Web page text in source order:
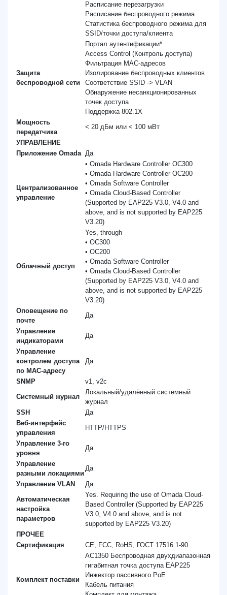
Расписание перезагрузки
Расписание беспроводного режима
Статистика беспроводного режима для
SSID/точки доступа/клиента
Защита
беспроводной сети
Портал аутентификации*
Access Control (Контроль доступа)
Фильтрация MAC-адресов
Изолирование беспроводных клиентов
Соответствие SSID -> VLAN
Обнаружение несанкционированных
точек доступа
Поддержка 802.1X
Мощность
передатчика
< 20 дБм или < 100 мВт
УПРАВЛЕНИЕ
Приложение Omada Да
Централизованное
управление
• Omada Hardware Controller OC300
• Omada Hardware Controller OC200
• Omada Software Controller
• Omada Cloud-Based Controller
(Supported by EAP225 V3.0, V4.0 and
above, and is not supported by EAP225
V3.20)
Облачный доступ
Yes, through
• OC300
• OC200
• Omada Software Controller
• Omada Cloud-Based Controller
(Supported by EAP225 V3.0, V4.0 and
above, and is not supported by EAP225
V3.20)
Оповещение по
почте
Да
Управление
индикаторами
Да
Управление
контролем доступа
по MAC-адресу
Да
SNMP
v1, v2c
Системный журнал
Локальный/удалённый системный
журнал
SSH
Да
Веб-интерфейс
управления
HTTP/HTTPS
Управление 3-го
уровня
Да
Управление
разными локациями
Да
Управление VLAN
Да
Автоматическая
настройка
параметров
Yes. Requiring the use of Omada Cloud-
Based Controller (Supported by EAP225
V3.0, V4.0 and above, and is not
supported by EAP225 V3.20)
ПРОЧЕЕ
Сертификация
CE, FCC, RoHS, ГОСТ 17516.1-90
Комплект поставки
AC1350 Беспроводная двухдиапазонная
гигабитная точка доступа EAP225
Инжектор пассивного PoE
Кабель питания